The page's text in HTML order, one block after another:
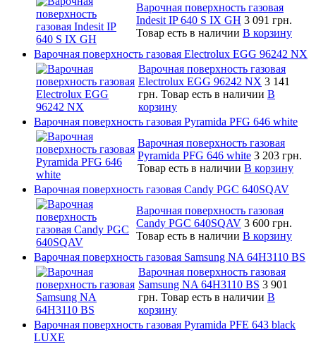
Варочная поверхность газовая
Indesit IP 640 S IX GH 3 091 грн.
Товар есть в наличии В корзину
Варочная поверхность газовая Electrolux EGG 96242 NX
Варочная поверхность газовая
Electrolux EGG 96242 NX 3 141
грн. Товар есть в наличии В
корзину
Варочная поверхность газовая Pyramida PFG 646 white
Варочная поверхность газовая
Pyramida PFG 646 white 3 203 грн.
Товар есть в наличии В корзину
Варочная поверхность газовая Candy PGC 640SQAV
Варочная поверхность газовая
Candy PGC 640SQAV 3 600 грн.
Товар есть в наличии В корзину
Варочная поверхность газовая Samsung NA 64H3110 BS
Варочная поверхность газовая
Samsung NA 64H3110 BS 3 901
грн. Товар есть в наличии В
корзину
Варочная поверхность газовая Pyramida PFE 643 black
LUXE